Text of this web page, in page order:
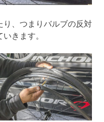
り、つまりバルブの反対
きます。